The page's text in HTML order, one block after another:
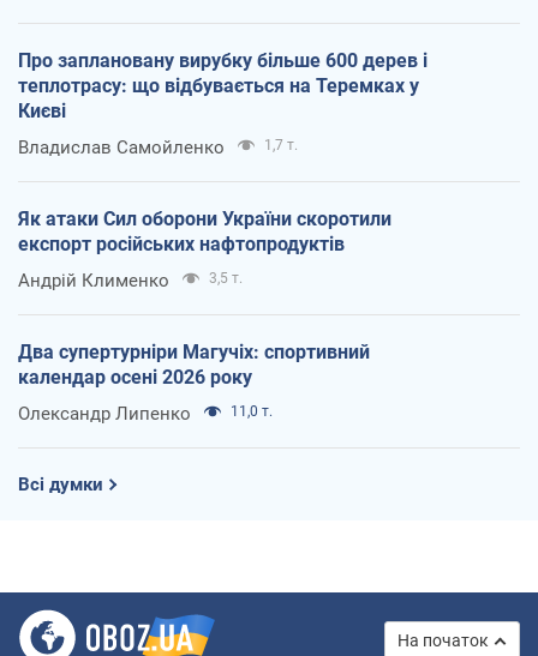
Про заплановану вирубку більше 600 дерев і
теплотрасу: що відбувається на Теремках у
Києві
Владислав Самойленко 1,7 т.
Як атаки Сил оборони України скоротили
експорт російських нафтопродуктів
Андрій Клименко 3,5 т.
Два супертурніри Магучіх: спортивний
календар осені 2026 року
Олександр Липенко 11,0 т.
Всі думки
На початок